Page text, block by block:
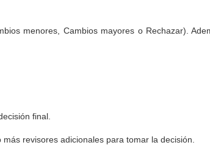
menores, Cambios mayores o Rechazar).
final.
revisores adicionales para tomar la decisión.